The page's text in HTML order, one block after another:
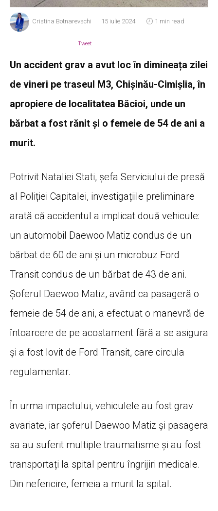
Cristina Botnarevschi 15 iulie 2024 1 min read
Tweet
Un accident grav a avut loc în dimineața zilei
de vineri pe traseul M3, Chișinău-Cimișlia, în
apropiere de localitatea Băcioi, unde un
bărbat a fost rănit și o femeie de 54 de ani a
murit.
Potrivit Nataliei Stati, șefa Serviciului de presă
al Poliției Capitalei, investigațiile preliminare
arată că accidentul a implicat două vehicule:
un automobil Daewoo Matiz condus de un
bărbat de 60 de ani și un microbuz Ford
Transit condus de un bărbat de 43 de ani.
Șoferul Daewoo Matiz, având ca pasageră o
femeie de 54 de ani, a efectuat o manevră de
întoarcere de pe acostament fără a se asigura
și a fost lovit de Ford Transit, care circula
regulamentar.
În urma impactului, vehiculele au fost grav
avariate, iar șoferul Daewoo Matiz și pasagera
sa au suferit multiple traumatisme și au fost
transportați la spital pentru îngrijiri medicale.
Din nefericire, femeia a murit la spital.